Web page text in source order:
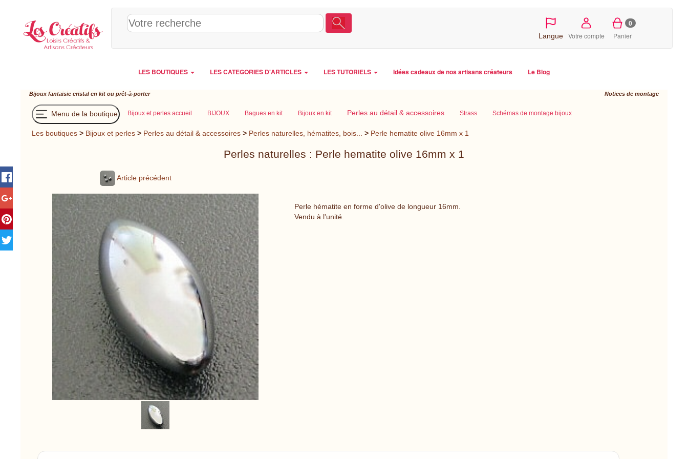
Langue Votre compte
0
Panier
LES BOUTIQUES LES CATEGORIES D'ARTICLES LES TUTORIELS Idées cadeaux de nos artisans créateurs Le Blog
Bijoux fantaisie cristal en kit ou prêt-à-porter Notices de montage
Menu de la boutique Bijoux et perles accueil BIJOUX Bagues en kit Bijoux en kit Perles au détail & accessoires Strass Schémas de montage bijoux
Les boutiques > Bijoux et perles > Perles au détail & accessoires > Perles naturelles, hématites, bois... > Perle hematite olive 16mm x 1
Perles naturelles : Perle hematite olive 16mm x 1
Article précédent
Perle hématite en forme d'olive de longueur 16mm.
Vendu à l'unité.